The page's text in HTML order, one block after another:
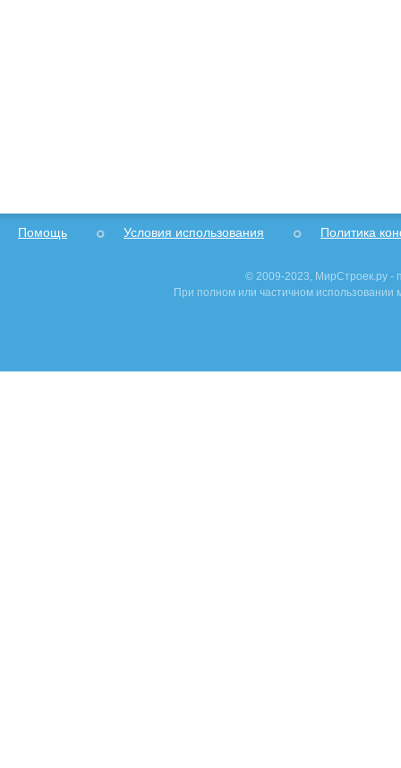
Помощь Условия использования Политика
© 2009-2023, МирСтроек.ру -
При полном или частичном использовании